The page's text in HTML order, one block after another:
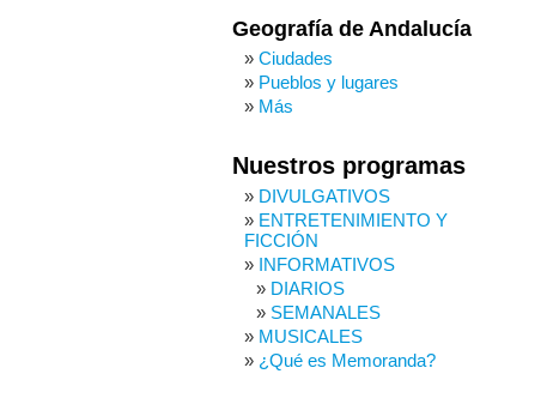
Geografía de Andalucía
Ciudades
Pueblos y lugares
Más
Nuestros programas
DIVULGATIVOS
ENTRETENIMIENTO Y
FICCIÓN
INFORMATIVOS
DIARIOS
SEMANALES
MUSICALES
¿Qué es Memoranda?